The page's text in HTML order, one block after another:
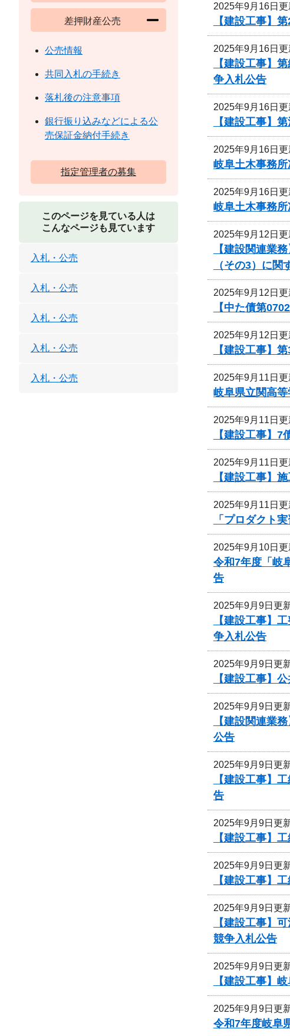
2025年9月16日更
【建設工事】
2025年9月16日更
【建設工事】
争入札公告
2025年9月16日更
【建設工事】
2025年9月16日更
岐阜土木事務
2025年9月16日更
岐阜土木事務
2025年9月12日更
【建設関連業
（その3）に関
2025年9月12日更
【中た債第
2025年9月12日更
【建設工事】
2025年9月11日更
岐阜県立関高
2025年9月11日更
【建設工事】
2025年9月11日更
【建設工事】
2025年9月11日更
「プロダクト
2025年9月10日更
令和7年度「岐
告
2025年9月9日更
【建設工事】
争入札公告
2025年9月9日更
【建設工事】
2025年9月9日更
【建設関連業
公告
2025年9月9日更
【建設工事】
告
2025年9月9日更
【建設工事】
2025年9月9日更
【建設工事】
2025年9月9日更
【建設工事】
競争入札公告
2025年9月9日更
【建設工事】
2025年9月9日更
令和7年度岐阜
差押財産公売
公売情報
共同入札の手続き
落札後の注意事項
銀行振り込みなどによる公
売保証金納付手続き
指定管理者の募集
このページを見ている人は
こんなページも見ています
入札・公売
入札・公売
入札・公売
入札・公売
入札・公売